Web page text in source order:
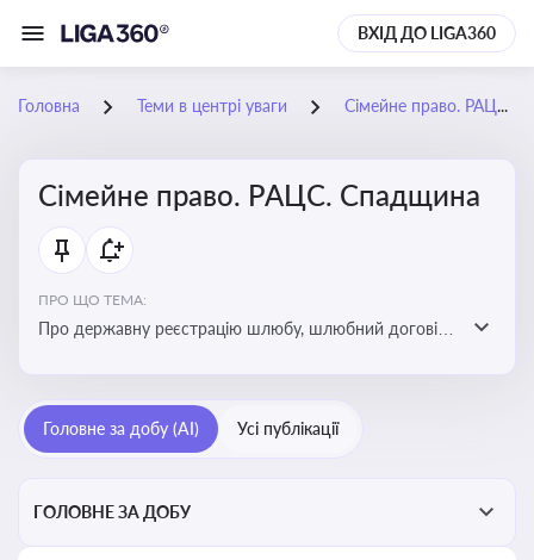
ВХІД ДО LIGA360
Головна Теми в центрі уваги Сімейне право. РАЦС. Спадщина
Сімейне право. РАЦС. Спадщина
ПРО ЩО ТЕМА:
Про державну реєстрацію шлюбу, шлюбний договір,
прийомну сім’ю, визнання недієздатності,
позбавлення батьківських прав, виховання дитини,
Головне за добу (AI) Усі публікації
ГОЛОВНЕ ЗА ДОБУ